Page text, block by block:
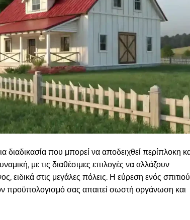
διαδικασία που μπορεί να αποδειχθεί περίπλοκη
με τις διαθέσιμες επιλογές να αλλάζουν
ειδικά στις μεγάλες πόλεις. Η εύρεση ενός σπιτιού
προϋπολογισμό σας απαιτεί σωστή οργάνωση και